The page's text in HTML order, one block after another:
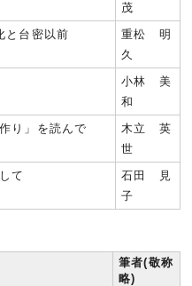
茂
台密以前
重松 明
久
小林 美
和
り」を読んで
木立 英
世
て
石田 見
子
筆者(敬称
略)